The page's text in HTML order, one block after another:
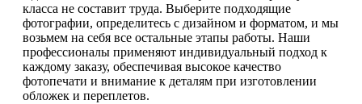
класса не составит труда. Выберите подходящие
фотографии, определитесь с дизайном и форматом, и мы
возьмем на себя все остальные этапы работы. Наши
профессионалы применяют индивидуальный подход к
каждому заказу, обеспечивая высокое качество
фотопечати и внимание к деталям при изготовлении
обложек и переплетов.